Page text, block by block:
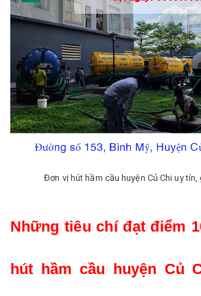
Đơn vị hút hầm cầu huyện Củ Chi uy tín,
Những tiêu chí đạt điểm
hút hầm cầu huyện Củ